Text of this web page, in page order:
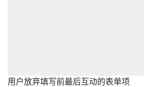
用户放弃填写前最后互动的表单项